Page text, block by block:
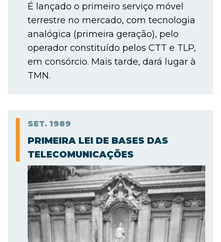
É lançado o primeiro serviço móvel
terrestre no mercado, com tecnologia
analógica (primeira geração), pelo
operador constituído pelos CTT e TLP,
em consórcio. Mais tarde, dará lugar à
TMN.
SET. 1989
PRIMEIRA LEI DE BASES DAS
TELECOMUNICAÇÕES